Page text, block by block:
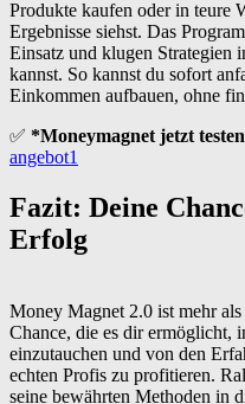
Produkte kaufen oder in teure
Ergebnisse siehst. Das
Einsatz und klugen Strategien
kannst. So kannst du sofort
Einkommen aufbauen, ohne
✅ *Moneymagnet jetzt testen
angebot1
Fazit: Deine
Erfolg
Money Magnet 2.0 ist mehr
Chance, die es dir ermöglicht,
einzutauchen und von den
echten Profis zu profitieren.
seine bewährten Methoden in